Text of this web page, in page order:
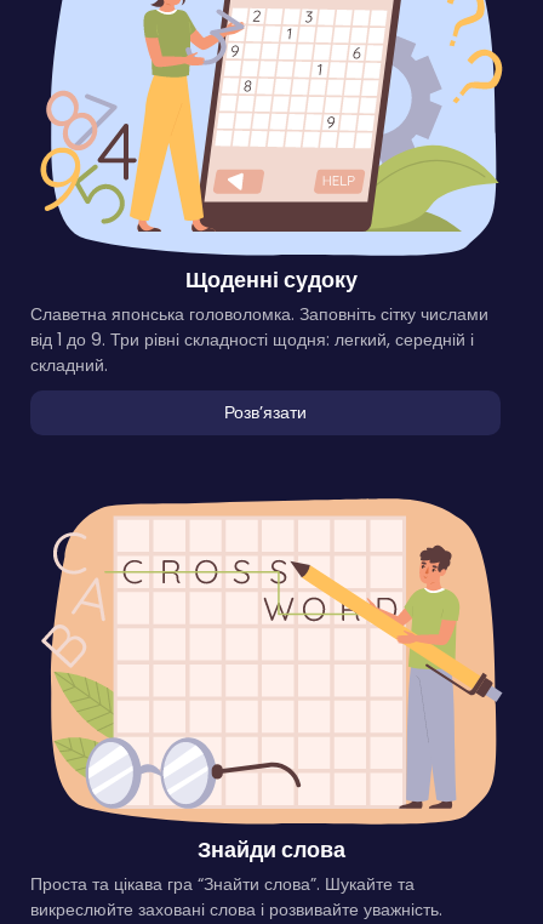
Щоденні судоку
Славетна японська головоломка. Заповніть сітку числами
від 1 до 9. Три рівні складності щодня: легкий, середній і
складний.
Розвʼязати
Знайди слова
Проста та цікава гра “Знайти слова”. Шукайте та
викреслюйте заховані слова і розвивайте уважність.